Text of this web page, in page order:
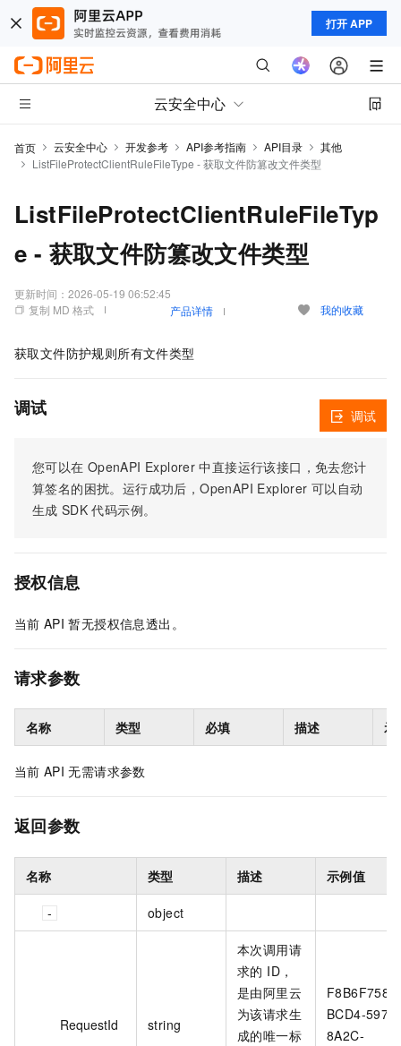
打开 APP
云安全中心
首页 云安全中心 开发参考 API参考指南 API目录
其他
ListFileProtectClientRuleFileType - 获取文件防篡改文件类型
ListFileProtectClientRuleFileTyp
e - 获取文件防篡改文件类型
更新时间： 2026-05-19 06:52:45
复制 MD 格式
产品详情 我的收藏
获取文件防护规则所有文件类型
调试
您可以在 OpenAPI Explorer 中直接运行该接口，免去您计
算签名的困扰。运行成功后，OpenAPI Explorer 可以自动
生成 SDK 代码示例。
调试
授权信息
当前 API 暂无授权信息透出。
请求参数
名称 类型 必填 描述 示
当前 API 无需请求参数
返回参数
名称 类型 描述 示例值
object
RequestId string
本次调用请
求的 ID，
是由阿里云
为该请求生
成的唯一标
F8B6F758-
BCD4-
8A2C-